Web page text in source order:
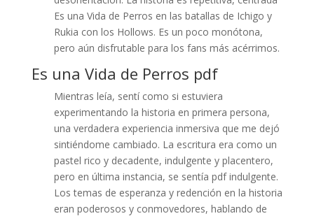
Es una Vida de Perros en las batallas de Ichigo y
Rukia con los Hollows. Es un poco monótona,
pero aún disfrutable para los fans más acérrimos.
Es una Vida de Perros pdf
Mientras leía, sentí como si estuviera
experimentando la historia en primera persona,
una verdadera experiencia inmersiva que me dejó
sintiéndome cambiado. La escritura era como un
pastel rico y decadente, indulgente y placentero,
pero en última instancia, se sentía pdf indulgente.
Los temas de esperanza y redención en la historia
eran poderosos y conmovedores, hablando de